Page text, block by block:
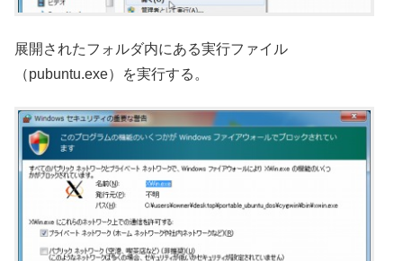
展開されたフォルダ内にある実行ファイル
（pubuntu.exe）を実行する。